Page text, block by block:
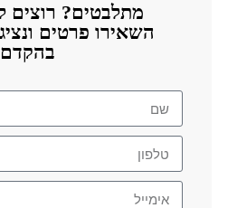
מתלבטים? רוצים
השאירו פרטים
בהקדם